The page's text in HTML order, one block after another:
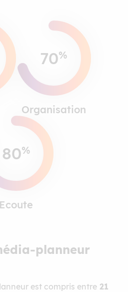
70%
Organisation
80%
Ecoute
planneur
est compris entre 21